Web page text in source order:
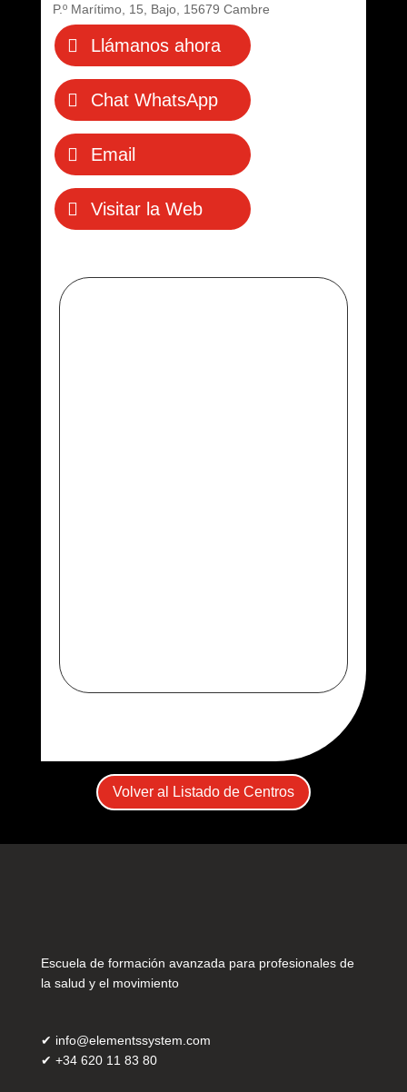
P.º Marítimo, 15, Bajo, 15679 Cambre
Llámanos ahora
Chat WhatsApp
Email
Visitar la Web
Volver al Listado de Centros
Escuela de formación avanzada para profesionales de
la salud y el movimiento
✔ info@elementssystem.com
✔ +34 620 11 83 80